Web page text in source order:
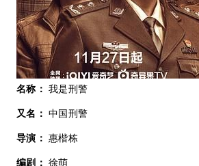
名称：我是刑警
又名：中国刑警
导演：惠楷栋
编剧：徐萌